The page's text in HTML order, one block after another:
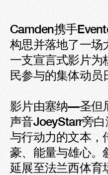
Camden携手
构思并落地了一场
一支宣言式影片为
民参与的集体动员
影片由塞纳—圣但
声音JoeyStarr旁
与行动力的文本，
豪、能量与雄心。
延展至法兰西体育